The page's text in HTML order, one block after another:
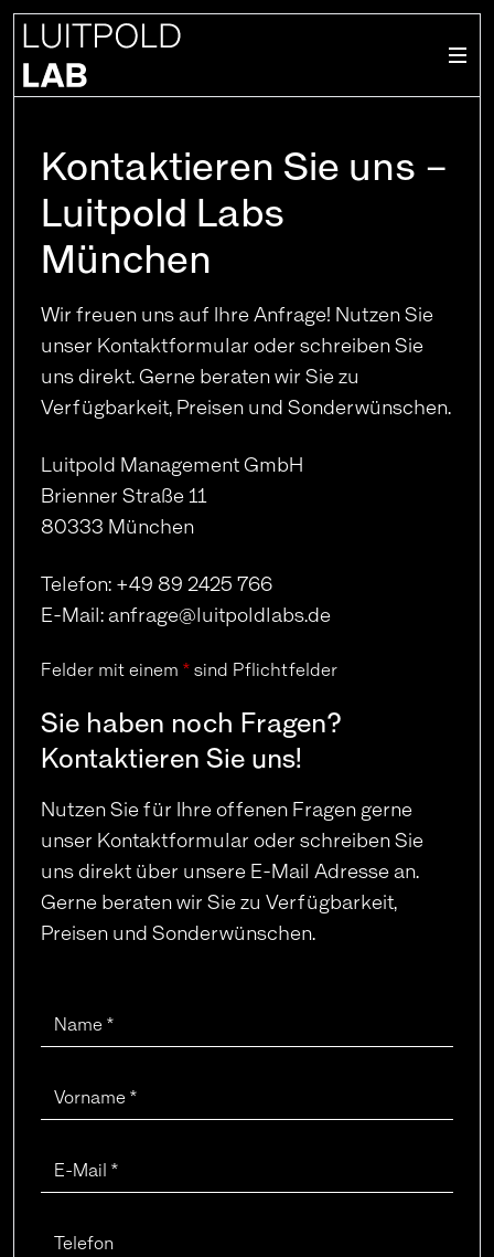
Zum Inhalt springen
Luitpoldlabs
Kontaktieren Sie uns –
Luitpold Labs
München
Wir freuen uns auf Ihre Anfrage! Nutzen Sie
unser Kontaktformular oder schreiben Sie
uns direkt. Gerne beraten wir Sie zu
Verfügbarkeit, Preisen und Sonderwünschen.
Luitpold Management GmbH
Brienner Straße 11
80333 München
Telefon: +49 89 2425 766
E-Mail: anfrage@luitpoldlabs.de
Felder mit einem * sind Pflichtfelder
Sie haben noch Fragen?
Kontaktieren Sie uns!
Nutzen Sie für Ihre offenen Fragen gerne
unser Kontaktformular oder schreiben Sie
uns direkt über unsere E-Mail Adresse an.
Gerne beraten wir Sie zu Verfügbarkeit,
Preisen und Sonderwünschen.